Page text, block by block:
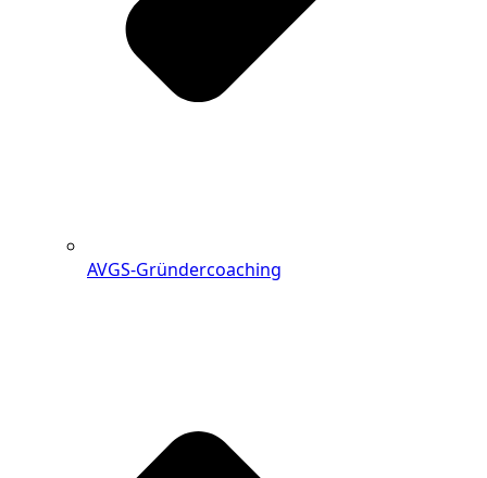
AVGS-Gründercoaching